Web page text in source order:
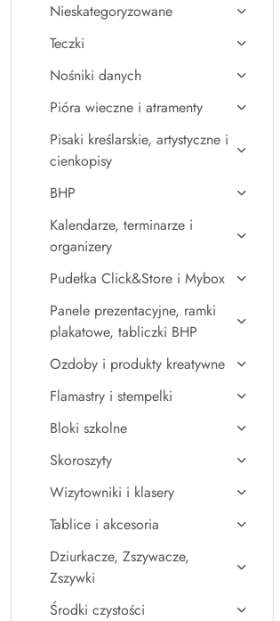
Nieskategoryzowane
Teczki
Nośniki danych
Pióra wieczne i atramenty
Pisaki kreślarskie, artystyczne i
cienkopisy
BHP
Kalendarze, terminarze i
organizery
Pudełka Click&Store i Mybox
Panele prezentacyjne, ramki
plakatowe, tabliczki BHP
Ozdoby i produkty kreatywne
Flamastry i stempelki
Bloki szkolne
Skoroszyty
Wizytowniki i klasery
Tablice i akcesoria
Dziurkacze, Zszywacze,
Zszywki
Środki czystości